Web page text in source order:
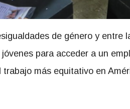
de género y entre
para acceder a un
más equitativo en